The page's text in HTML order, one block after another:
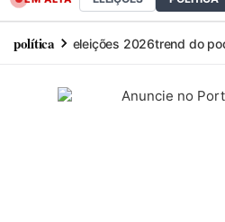
política eleições 2026trend do